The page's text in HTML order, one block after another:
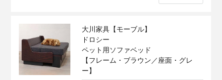
大川家具【モーブル】
ドロシー
ペット用ソファベッド
【フレーム・ブラウン／座面・グレ
ー】